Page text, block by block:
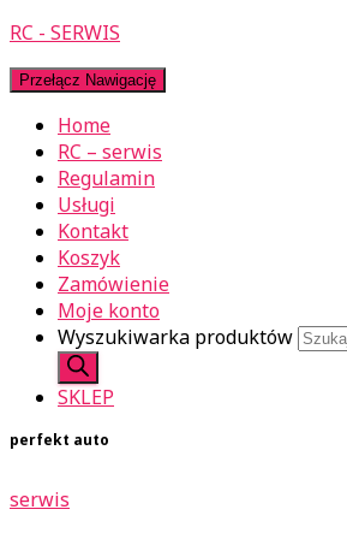
RC - SERWIS
Przełącz Nawigację
Home
RC – serwis
Regulamin
Usługi
Kontakt
Koszyk
Zamówienie
Moje konto
Wyszukiwarka produktów
SKLEP
perfekt auto
serwis